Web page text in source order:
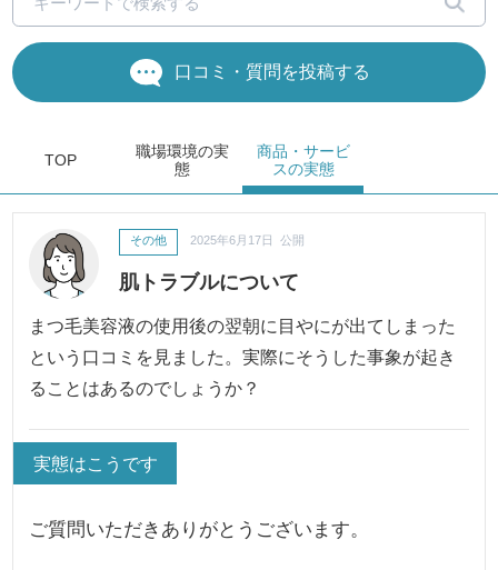
口コミ・質問を投稿する
TOP
商品・サービ
スの実態
職場環境の実
態
肌トラブルについて
その他 2025年6月17日 公開
まつ毛美容液の使用後の翌朝に目やにが出てしまった
という口コミを見ました。実際にそうした事象が起き
ることはあるのでしょうか？
実態はこうです
ご質問いただきありがとうございます。